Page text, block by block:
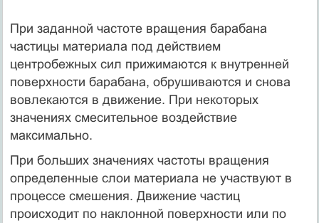
При заданной частоте вращения барабана
частицы материала под действием
центробежных сил прижимаются к внутренней
поверхности барабана, обрушиваются и снова
вовлекаются в движение. При некоторых
значениях смесительное воздействие
максимально.
При больших значениях частоты вращения
определенные слои материала не участвуют в
процессе смешения. Движение частиц
происходит по наклонной поверхности или по